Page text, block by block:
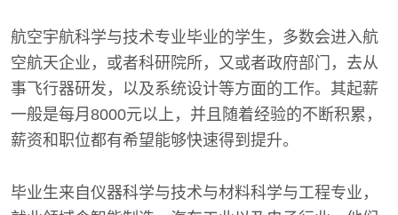
航空宇航科学与技术专业毕业的学生，多数会进入航
空航天企业，或者科研院所，又或者政府部门，去从
事飞行器研发，以及系统设计等方面的工作。其起薪
一般是每月8000元以上，并且随着经验的不断积累，
薪资和职位都有希望能够快速得到提升。
毕业生来自仪器科学与技术与材料科学与工程专业，